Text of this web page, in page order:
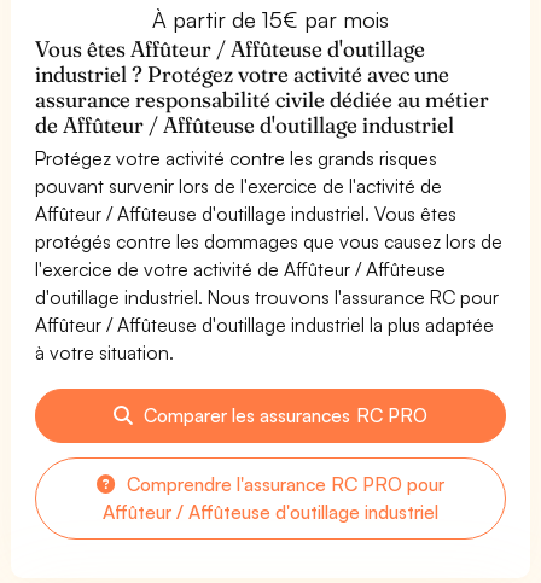
À partir de 15€ par mois
Vous êtes Affûteur / Affûteuse d'outillage
industriel ? Protégez votre activité avec une
assurance responsabilité civile dédiée au métier
de Affûteur / Affûteuse d'outillage industriel
Protégez votre activité contre les grands risques
pouvant survenir lors de l'exercice de l'activité de
Affûteur / Affûteuse d'outillage industriel. Vous êtes
protégés contre les dommages que vous causez lors de
l'exercice de votre activité de Affûteur / Affûteuse
d'outillage industriel. Nous trouvons l'assurance RC pour
Affûteur / Affûteuse d'outillage industriel la plus adaptée
à votre situation.
Comparer les assurances RC PRO
Comprendre l'assurance RC PRO pour
Affûteur / Affûteuse d'outillage industriel